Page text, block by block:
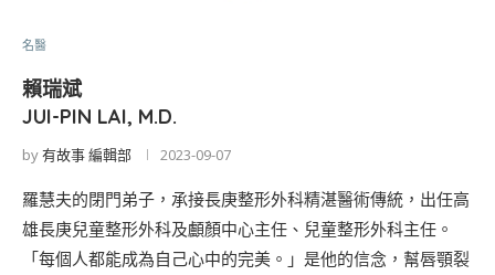
名醫
賴瑞斌
JUI-PIN LAI, M.D.
by有故事 編輯部 2023-09-07
羅慧夫的閉門弟子，承接長庚整形外科精湛醫術傳統，出任高
雄長庚兒童整形外科及顱顏中心主任、兒童整形外科主任。
「每個人都能成為自己心中的完美。」是他的信念，幫唇顎裂